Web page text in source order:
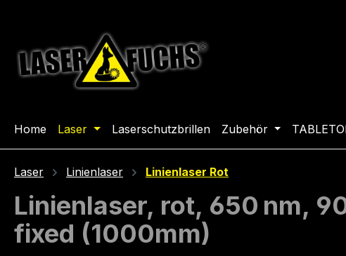
Home Laser Laserschutzbrillen Zubehör
Laser Linienlaser Linienlaser Rot
Linienlaser, rot, 650 nm,
fixed (1000mm)